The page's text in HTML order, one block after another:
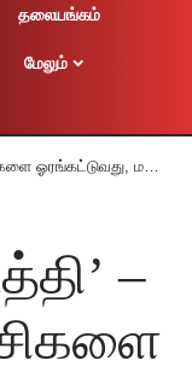
தலையங்கம்
மேலும்
மாநிலங்களவை உறுப்பினர் கபில் சிபல் எச்சரிக்கை
–